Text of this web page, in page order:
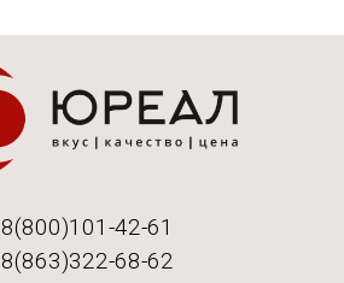
8(800)101-42-61
8(863)322-68-62